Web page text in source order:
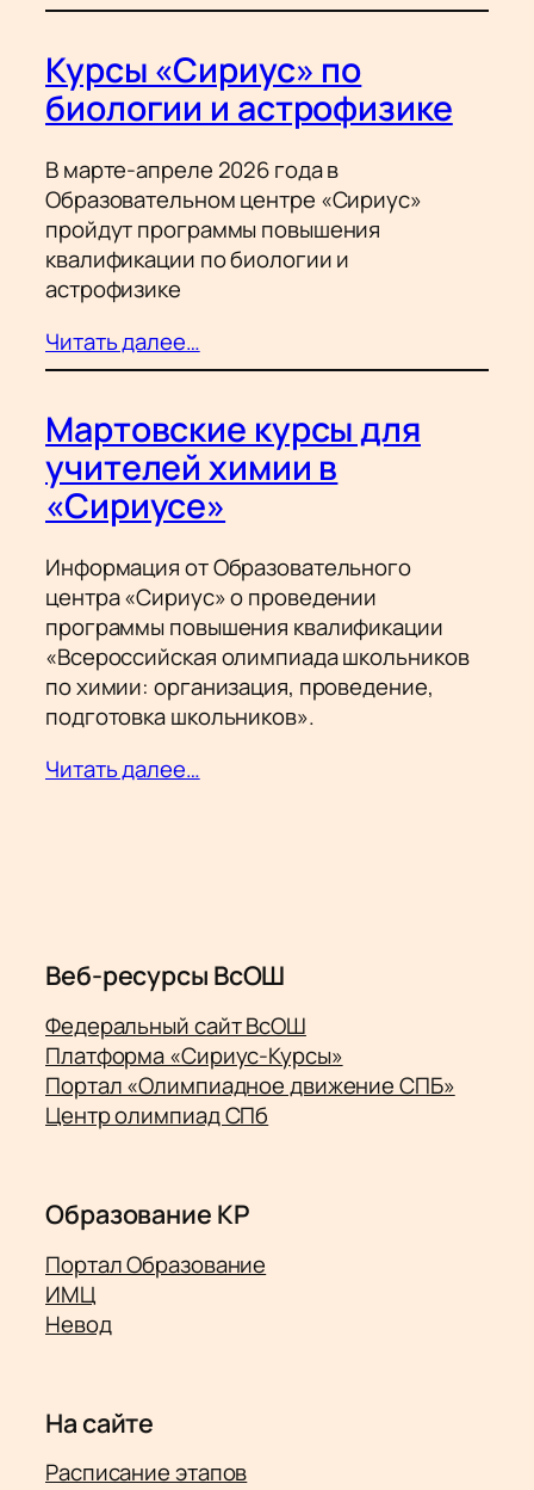
Курсы «Сириус» по
биологии и астрофизике
В марте-апреле 2026 года в
Образовательном центре «Сириус»
пройдут программы повышения
квалификации по биологии и
астрофизике
Читать далее…
Мартовские курсы для
учителей химии в
«Сириусе»
Информация от Образовательного
центра «Сириус» о проведении
программы повышения квалификации
«Всероссийская олимпиада школьников
по химии: организация, проведение,
подготовка школьников».
Читать далее…
Веб-ресурсы ВсОШ
Федеральный сайт ВсОШ
Платформа «Сириус-Курсы»
Портал «Олимпиадное движение СПБ»
Центр олимпиад СПб
Образование КР
Портал Образование
ИМЦ
Невод
На сайте
Расписание этапов